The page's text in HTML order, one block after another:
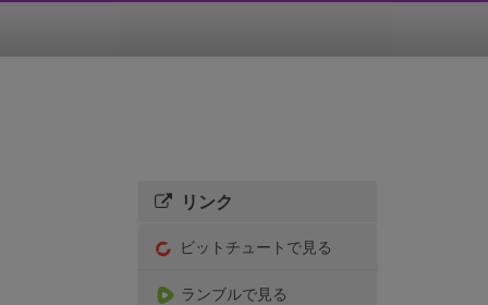
リンク
ビットチュートで見る
ランブルで見る